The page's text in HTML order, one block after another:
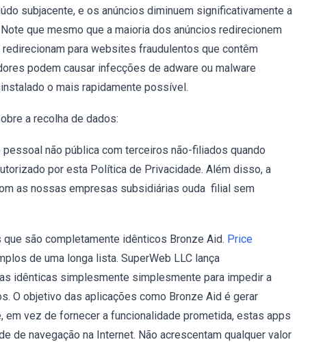
subjacente, e os anúncios diminuem significativamente a
que mesmo que a maioria dos anúncios redirecionem
para websites fraudulentos que contêm
podem causar infecções de adware ou malware
o mais rapidamente possível.
a recolha de dados:
não pública com terceiros não-filiados quando
por esta Política de Privacidade. Além disso, a
as nossas empresas subsidiárias ouda filial sem
são completamente idênticos Bronze Aid. Price
de uma longa lista. SuperWeb LLC lança
idênticas simplesmente simplesmente para impedir a
O objetivo das aplicações como Bronze Aid é gerar
vez de fornecer a funcionalidade prometida, estas apps
de navegação na Internet. Não acrescentam qualquer valor